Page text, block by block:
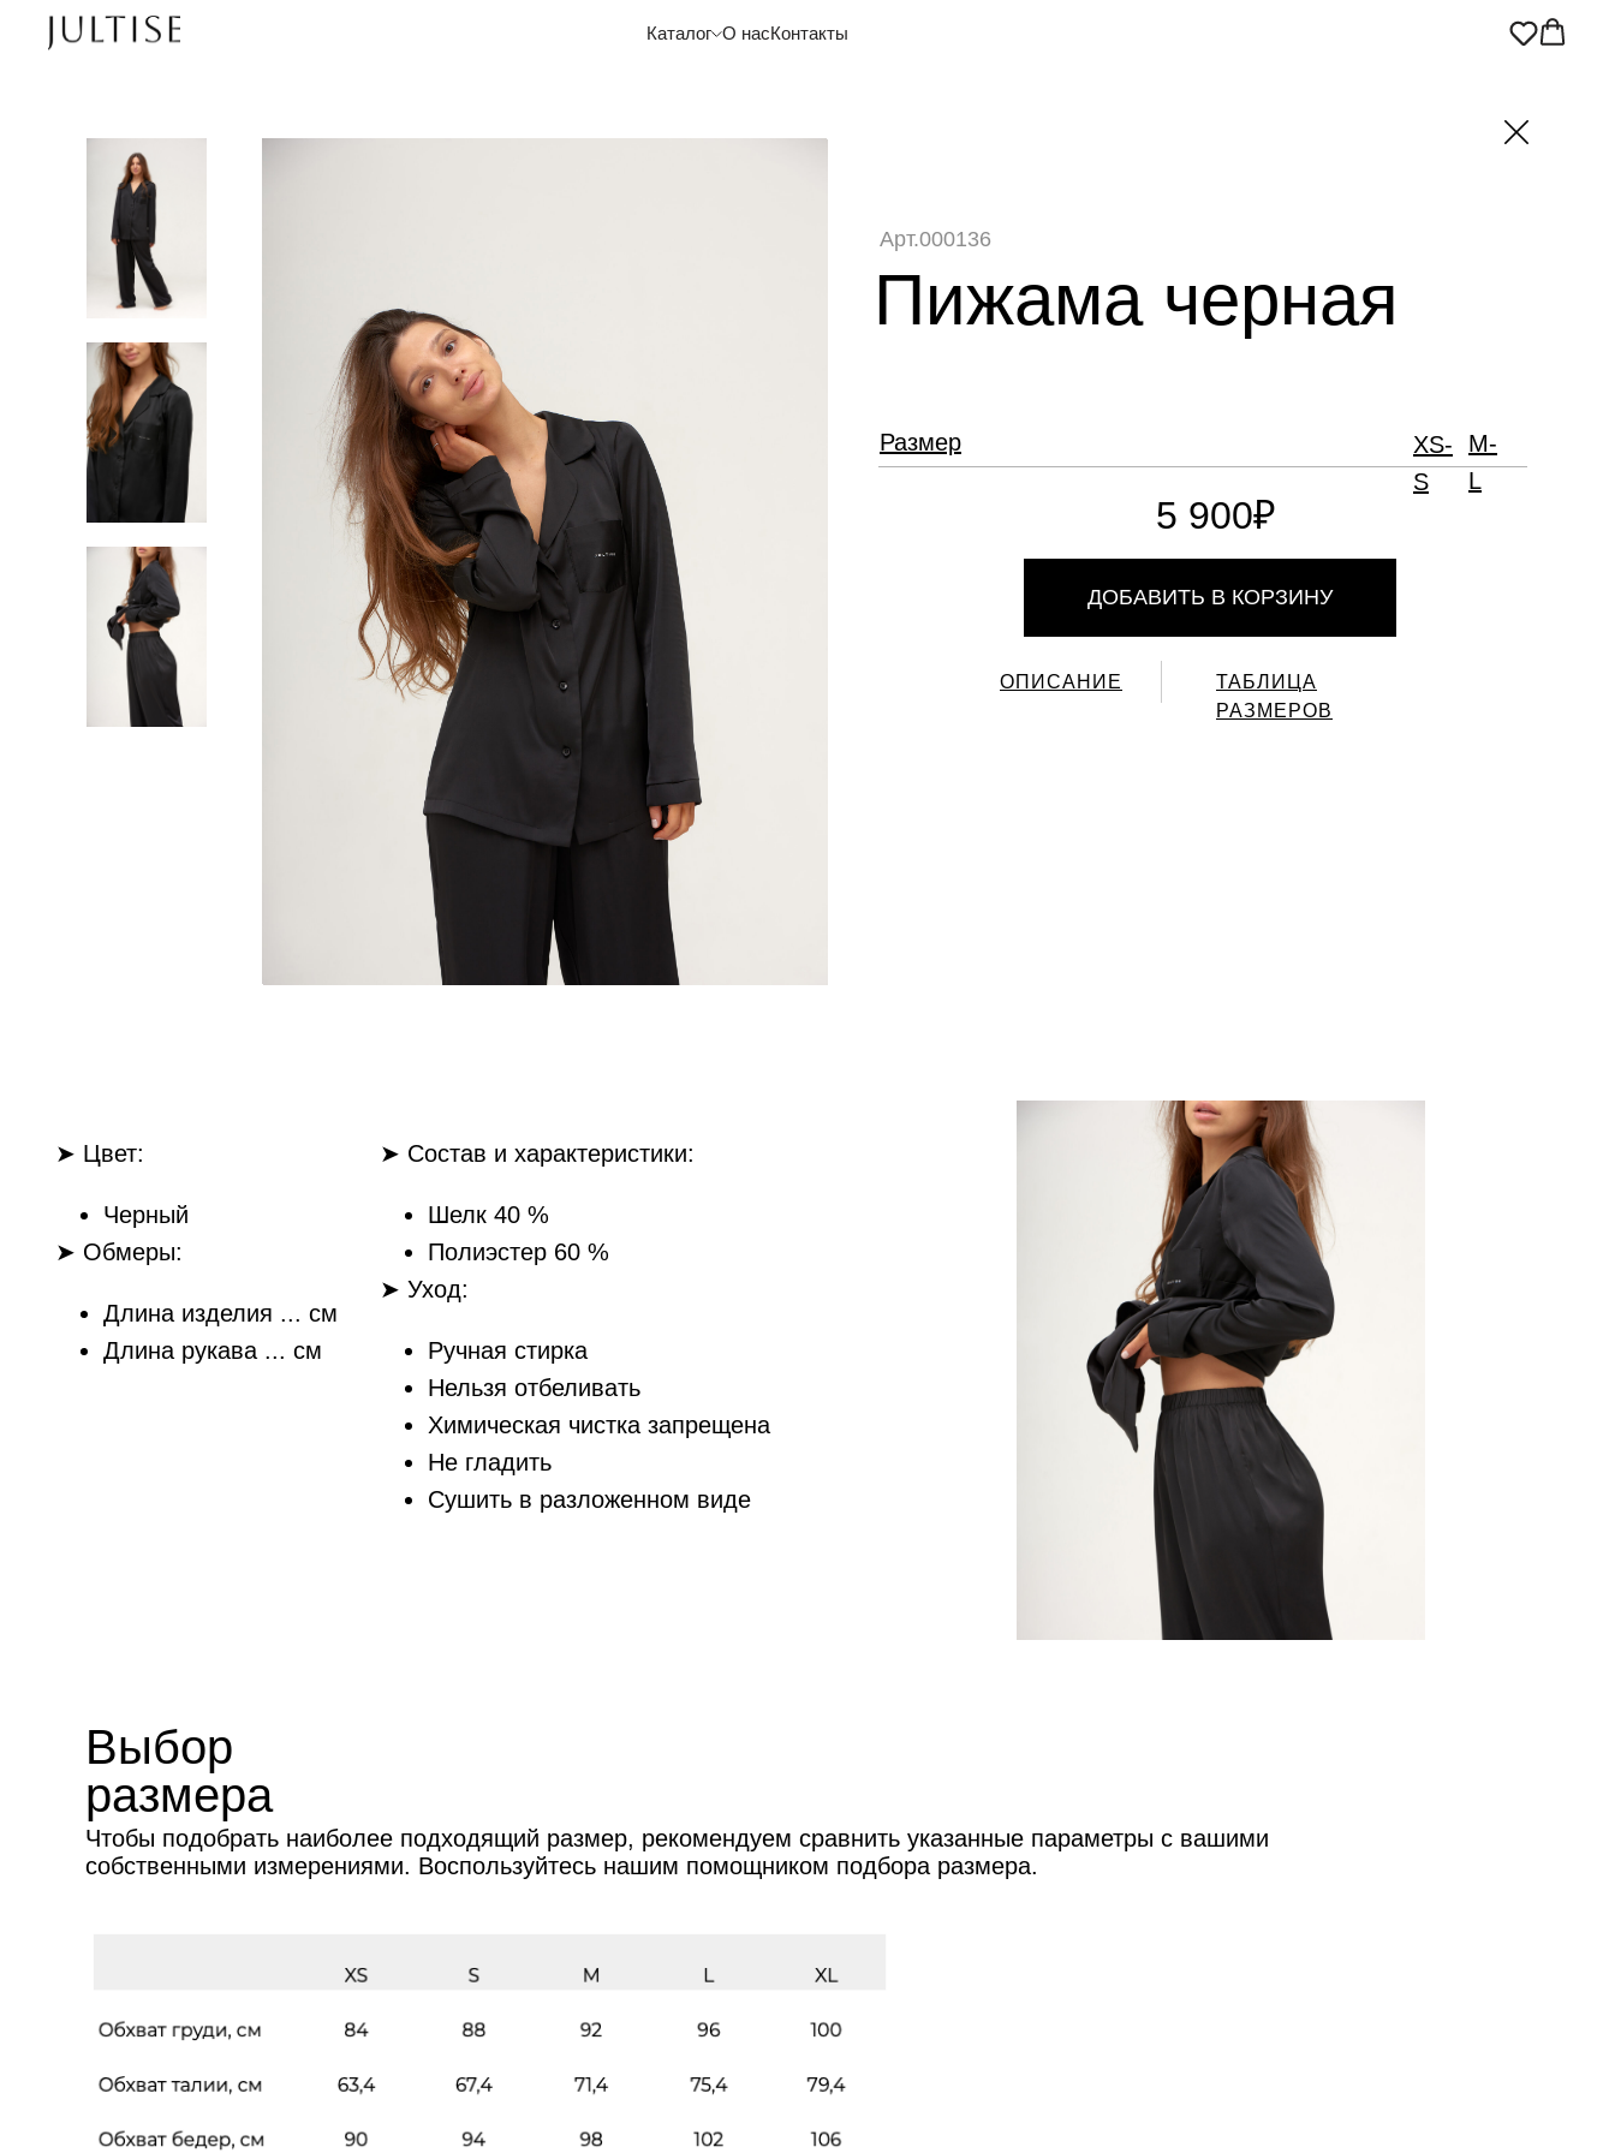
Каталог О насКонтакты
Пижама черная
Арт.000136
ОПИСАНИЕ
ТАБЛИЦА
РАЗМЕРОВ
Размер
XS-
S
M-
L
5 900₽
ДОБАВИТЬ В КОРЗИНУ
➤ Цвет:
Черный
➤ Обмеры:
Длина изделия ... см
Длина рукава ... см
➤ Состав и характеристики:
Шелк 40 %
Полиэстер 60 %
➤ Уход:
Ручная стирка
Нельзя отбеливать
Химическая чистка запрещена
Не гладить
Сушить в разложенном виде
Выбор
размера
Чтобы подобрать наиболее подходящий размер, рекомендуем сравнить указанные параметры с вашими
собственными измерениями. Воспользуйтесь нашим помощником подбора размера.